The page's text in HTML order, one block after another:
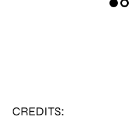
CREDITS: